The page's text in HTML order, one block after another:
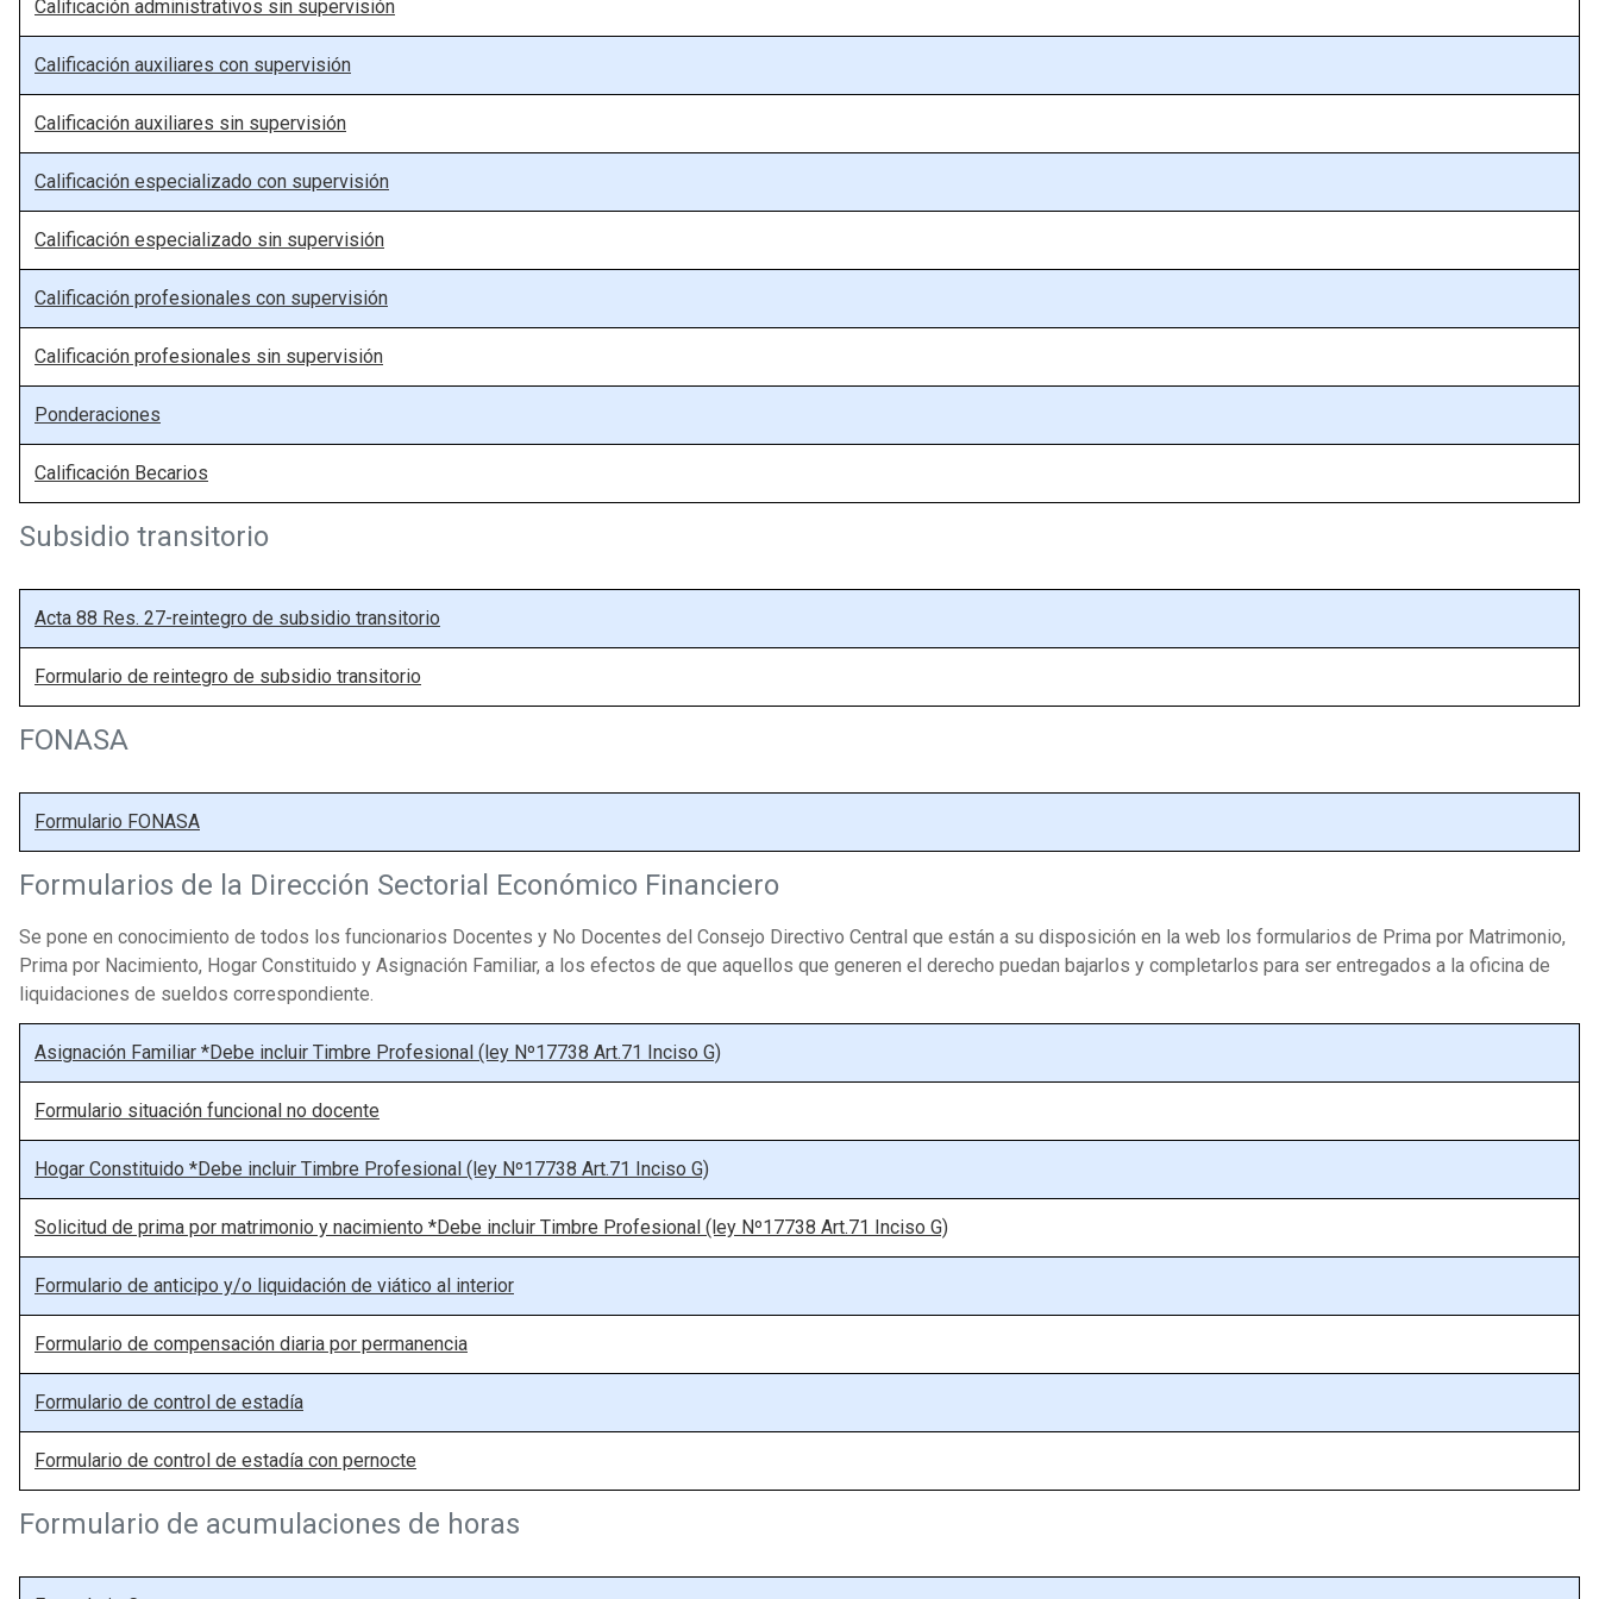
Calificación administrativos sin supervisión
Calificación auxiliares con supervisión
Calificación auxiliares sin supervisión
Calificación especializado con supervisión
Calificación especializado sin supervisión
Calificación profesionales con supervisión
Calificación profesionales sin supervisión
Ponderaciones
Calificación Becarios
Subsidio transitorio
Acta 88 Res. 27-reintegro de subsidio transitorio
Formulario de reintegro de subsidio transitorio
FONASA
Formulario FONASA
Formularios de la Dirección Sectorial Económico Financiero
Se pone en conocimiento de todos los funcionarios Docentes y No Docentes del Consejo Directivo Central que están a su disposición en la web los formularios de Prima por Matrimonio,
Prima por Nacimiento, Hogar Constituido y Asignación Familiar, a los efectos de que aquellos que generen el derecho puedan bajarlos y completarlos para ser entregados a la oficina de
liquidaciones de sueldos correspondiente.
Asignación Familiar *Debe incluir Timbre Profesional (ley Nº17738 Art.71 Inciso G)
Formulario situación funcional no docente
Hogar Constituido *Debe incluir Timbre Profesional (ley Nº17738 Art.71 Inciso G)
Solicitud de prima por matrimonio y nacimiento *Debe incluir Timbre Profesional (ley Nº17738 Art.71 Inciso G)
Formulario de anticipo y/o liquidación de viático al interior
Formulario de compensación diaria por permanencia
Formulario de control de estadía
Formulario de control de estadía con pernocte
Formulario de acumulaciones de horas